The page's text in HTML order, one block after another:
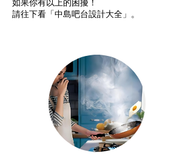
如果你有以上的困擾！
請往下看「中島吧台設計大全」。